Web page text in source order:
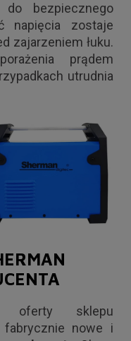
bezpiecznego
napięcia zostaje
zajarzeniem łuku.
prądem
utrudnia
oferty sklepu
fabrycznie nowe i